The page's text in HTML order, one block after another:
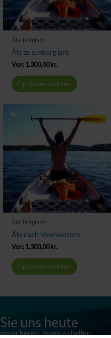
Åle Teltplads
Åle zu Emborg Bro
Von: 1.300,00 kr.
Optionen wählen
Åle Teltplads
Åle nach Voervadsbro
Von: 1.300,00 kr.
Optionen wählen
uns heute
bereit, Ihnen zu helfen.